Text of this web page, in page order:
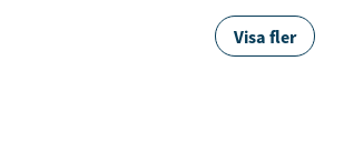
Visa fler